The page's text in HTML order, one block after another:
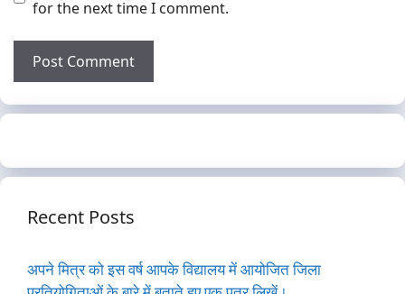
for the next time I comment.
Recent Posts
अपने मित्र को इस वर्ष आपके विद्यालय में आयोजित जिला